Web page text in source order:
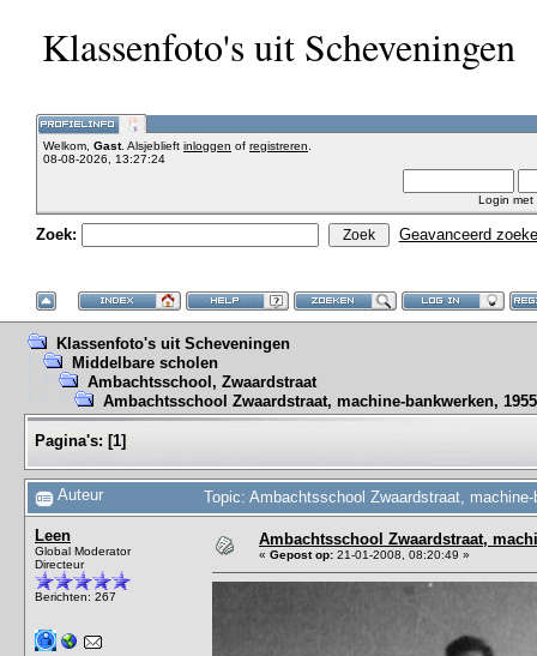
Klassenfoto's uit Scheveningen
Welkom, Gast. Alsjeblieft inloggen of registreren
08-08-2026, 13:27:24
Login met
Zoek: Geavanceerd
Klassenfoto's uit Scheveningen
Middelbare scholen
Ambachtsschool, Zwaardstraat
Ambachtsschool Zwaardstraat, machine-bankwerken, 1955
Pagina's: [1]
Auteur Topic: Ambachtsschool Zwaardstraat,
Leen
Global Moderator
Directeur
Berichten: 267
Ambachtsschool Zwaardstraat,
« Gepost op: 21-01-2008, 08:20:49 »